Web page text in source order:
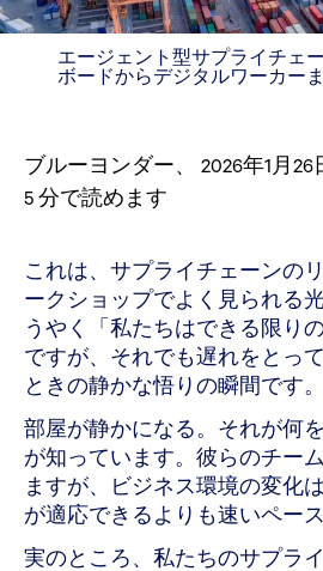
エージェント型サプライチェ
ボードからデジタルワーカー
ブルーヨンダー、 2026年1月26
5分で読めます
これは、サプライチェーンの
ークショップでよく見られる
うやく「私たちはできる限り
ですが、それでも遅れをとっ
ときの静かな悟りの瞬間です。
部屋が静かになる。それが何
が知っています。彼らのチー
ますが、ビジネス環境の変化
が適応できるよりも速いペー
実のところ、私たちのサプラ